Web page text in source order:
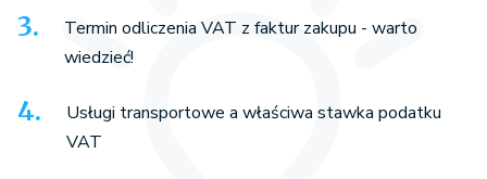
Termin odliczenia VAT z faktur zakupu - warto
wiedzieć!
Usługi transportowe a właściwa stawka podatku
VAT